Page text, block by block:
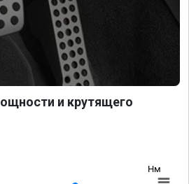
и крутящего
Нм